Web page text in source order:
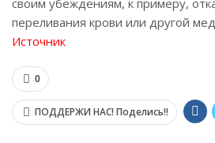
переливания крови или другой
Источник
0
ПОДДЕРЖИ НАС! Поделись!!